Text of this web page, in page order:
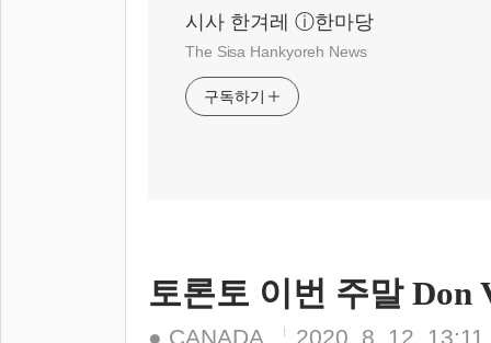
시사 한겨레 ⓘ한마당
The Sisa Hankyoreh News
구독하기
토론토 이번 주말 Don
● CANADA 2020. 8. 12. 13:11